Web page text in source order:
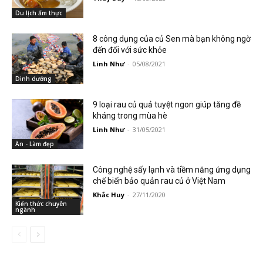
Du lịch ẩm thực
Dinh dưỡng
8 công dụng của củ Sen mà bạn không ngờ
đến đối với sức khỏe
Linh Như - 05/08/2021
Ăn - Làm đẹp
9 loại rau củ quả tuyệt ngon giúp tăng đề
kháng trong mùa hè
Linh Như - 31/05/2021
Kiến thức chuyên
ngành
Công nghệ sấy lạnh và tiềm năng ứng dụng
chế biến bảo quản rau củ ở Việt Nam
Khắc Huy - 27/11/2020